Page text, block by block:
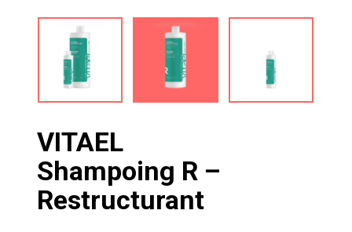
VITAEL
Shampoing R –
Restructurant